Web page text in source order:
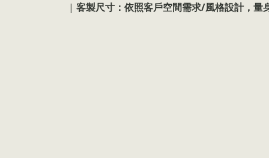
| 客製尺寸：依照客戶空間需求/風格設計，量